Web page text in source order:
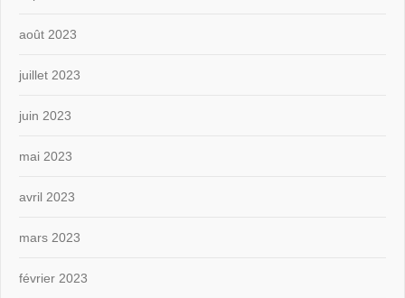
août 2023
juillet 2023
juin 2023
mai 2023
avril 2023
mars 2023
février 2023